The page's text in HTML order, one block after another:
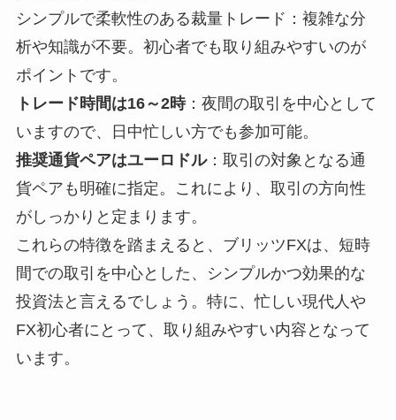
シンプルで柔軟性のある裁量トレード：複雑な分
析や知識が不要。初心者でも取り組みやすいのが
ポイントです。
トレード時間は16～2時：夜間の取引を中心として
いますので、日中忙しい方でも参加可能。
推奨通貨ペアはユーロドル：取引の対象となる通
貨ペアも明確に指定。これにより、取引の方向性
がしっかりと定まります。
これらの特徴を踏まえると、ブリッツFXは、短時
間での取引を中心とした、シンプルかつ効果的な
投資法と言えるでしょう。特に、忙しい現代人や
FX初心者にとって、取り組みやすい内容となって
います。